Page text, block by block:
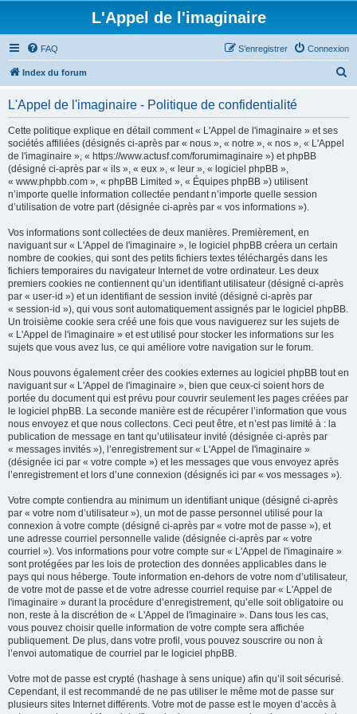
L'Appel de l'imaginaire
FAQ Connexion
S’enregistrer
Index du forum
L'Appel de l'imaginaire - Politique de confidentialité
Cette politique explique en détail comment « L'Appel de l'imaginaire » et ses
sociétés affiliées (désignés ci-après par « nous », « notre », « nos », « L'Appel
de l'imaginaire », « https://www.actusf.com/forumimaginaire ») et phpBB
(désigné ci-après par « ils », « eux », « leur », « logiciel phpBB »,
« www.phpbb.com », « phpBB Limited », « Équipes phpBB ») utilisent
n’importe quelle information collectée pendant n’importe quelle session
d’utilisation de votre part (désignée ci-après par « vos informations »).
Vos informations sont collectées de deux manières. Premièrement, en
naviguant sur « L'Appel de l'imaginaire », le logiciel phpBB créera un certain
nombre de cookies, qui sont des petits fichiers textes téléchargés dans les
fichiers temporaires du navigateur Internet de votre ordinateur. Les deux
premiers cookies ne contiennent qu’un identifiant utilisateur (désigné ci-après
par « user-id ») et un identifiant de session invité (désigné ci-après par
« session-id »), qui vous sont automatiquement assignés par le logiciel phpBB.
Un troisième cookie sera créé une fois que vous naviguerez sur les sujets de
« L'Appel de l'imaginaire » et est utilisé pour stocker les informations sur les
sujets que vous avez lus, ce qui améliore votre navigation sur le forum.
Nous pouvons également créer des cookies externes au logiciel phpBB tout en
naviguant sur « L'Appel de l'imaginaire », bien que ceux-ci soient hors de
portée du document qui est prévu pour couvrir seulement les pages créées par
le logiciel phpBB. La seconde manière est de récupérer l’information que vous
nous envoyez et que nous collectons. Ceci peut être, et n’est pas limité à : la
publication de message en tant qu’utilisateur invité (désignée ci-après par
« messages invités »), l’enregistrement sur « L'Appel de l'imaginaire »
(désignée ici par « votre compte ») et les messages que vous envoyez après
l’enregistrement et lors d’une connexion (désignés ici par « vos messages »).
Votre compte contiendra au minimum un identifiant unique (désigné ci-après
par « votre nom d’utilisateur »), un mot de passe personnel utilisé pour la
connexion à votre compte (désigné ci-après par « votre mot de passe »), et
une adresse courriel personnelle valide (désignée ci-après par « votre
courriel »). Vos informations pour votre compte sur « L'Appel de l'imaginaire »
sont protégées par les lois de protection des données applicables dans le
pays qui nous héberge. Toute information en-dehors de votre nom d’utilisateur,
de votre mot de passe et de votre adresse courriel requise par « L'Appel de
l'imaginaire » durant la procédure d’enregistrement, qu’elle soit obligatoire ou
non, reste à la discrétion de « L'Appel de l'imaginaire ». Dans tous les cas,
vous pouvez choisir quelle information de votre compte sera affichée
publiquement. De plus, dans votre profil, vous pouvez souscrire ou non à
l’envoi automatique de courriel par le logiciel phpBB.
Votre mot de passe est crypté (hashage à sens unique) afin qu’il soit sécurisé.
Cependant, il est recommandé de ne pas utiliser le même mot de passe sur
plusieurs sites Internet différents. Votre mot de passe est le moyen d’accès à